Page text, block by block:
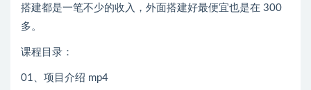
搭建都是一笔不少的收入，外面搭建好最便宜也是在 300
多。
课程目录：
01、项目介绍 mp4